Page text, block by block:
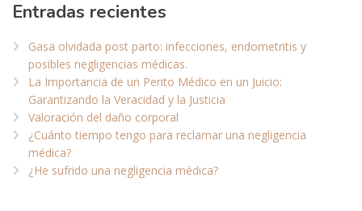
Entradas recientes
Gasa olvidada post parto: infecciones, endometritis y
posibles negligencias médicas.
La Importancia de un Perito Médico en un Juicio:
Garantizando la Veracidad y la Justicia
Valoración del daño corporal
¿Cuánto tiempo tengo para reclamar una negligencia
médica?
¿He sufrido una negligencia médica?